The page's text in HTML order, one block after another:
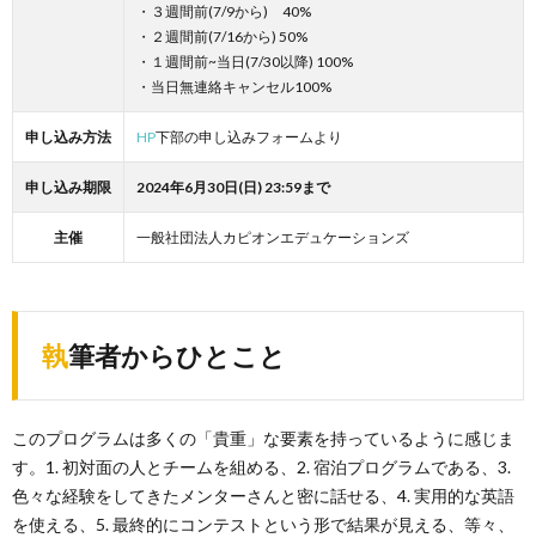
・３週間前(7/9から) 40%
・２週間前(7/16から) 50%
・１週間前~当日(7/30以降) 100%
・当日無連絡キャンセル100%
申し込み方法 HP下部の申し込みフォームより
申し込み期限 2024年6月30日(日) 23:59まで
主催 一般社団法人カピオンエデュケーションズ
執筆者からひとこと
このプログラムは多くの「貴重」な要素を持っているように感じま
す。1. 初対面の人とチームを組める、2. 宿泊プログラムである、3.
色々な経験をしてきたメンターさんと密に話せる、4. 実用的な英語
を使える、5. 最終的にコンテストという形で結果が見える、等々、